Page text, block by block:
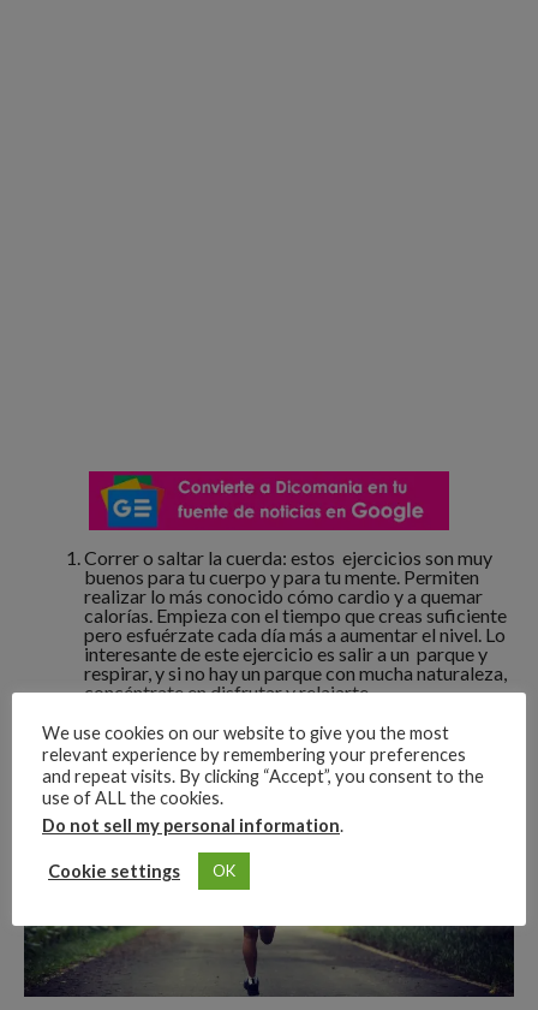
Correr o saltar la cuerda: estos ejercicios son muy
buenos para tu cuerpo y para tu mente. Permiten
realizar lo más conocido cómo cardio y a quemar
calorías. Empieza con el tiempo que creas suficiente
pero esfuérzate cada día más a aumentar el nivel. Lo
interesante de este ejercicio es salir a un parque y
respirar, y si no hay un parque con mucha naturaleza,
concéntrate en disfrutar y relajarte.
We use cookies on our website to give you the most
relevant experience by remembering your preferences
and repeat visits. By clicking “Accept”, you consent to the
use of ALL the cookies.
Do not sell my personal information.
Cookie settings OK